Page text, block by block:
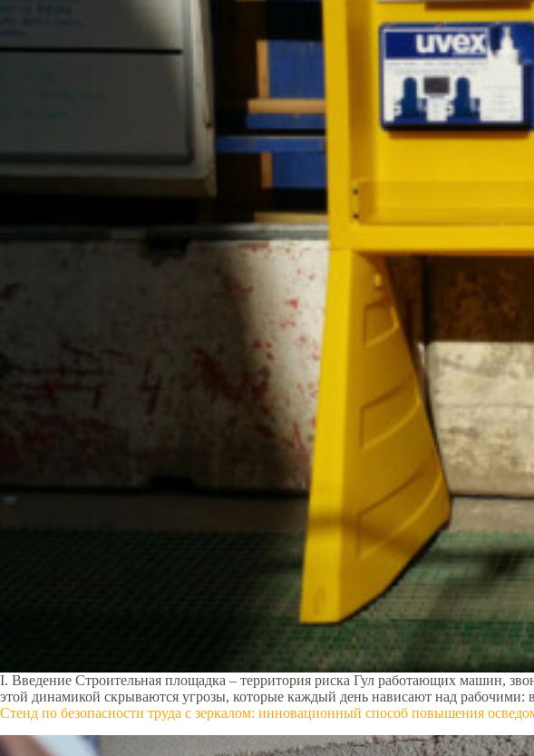
I. Введение Строительная площадка – территория риска Гул работающих машин,
этой динамикой скрываются угрозы, которые каждый день нависают над
Стенд по безопасности труда с зеркалом: инновационный способ повышения